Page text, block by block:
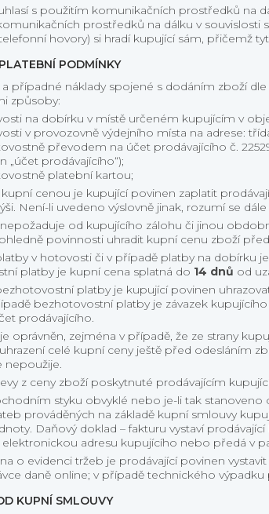
s použitím komunikačních prostředků na
prostředků na dálku v souvislosti
hovory) si hradí kupující sám, přičemž
PODMÍNKY
a případné náklady spojené s dodáním zboží
způsoby:
na dobírku v místě určeném kupujícím v
v provozovně výdejního místa na adrese:
převodem na účet prodávajícího č.
„účet prodávajícího“);
platební kartou;
cenou je kupující povinen zaplatit
Není-li uvedeno výslovně jinak, rozumí se
nepožaduje od kupujícího zálohu či jinou
povinnosti uhradit kupní cenu zboží
v hotovosti či v případě platby na dobírku
platby je kupní cena splatná do 14 dnů od
platby je kupující povinen
bezhotovostní platby je závazek
prodávajícího.
oprávněn, zejména v případě, že ze strany
celé kupní ceny ještě před odesláním
nepoužije.
z ceny zboží poskytnuté prodávajícím
styku obvyklé nebo je-li tak stanoveno
prováděných na základě kupní smlouvy
Daňový doklad – fakturu vystaví
adresu kupujícího nebo předá v
o evidenci tržeb je prodávající povinen
daně online; v případě technického
KUPNÍ SMLOUVY